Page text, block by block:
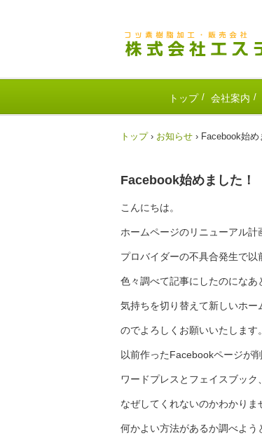
トップ 会社案内
トップ › お知らせ › Facebook始め
Facebook始めました！
こんにちは。
ホームページのリニューアル計
プロバイダーの不具合発生で以
色々調べて記事にしたのになあ
気持ちを切り替えて新しいホー
のでよろしくお願いいたします。
以前作ったFacebookページが
ワードプレスとフェイスブック
なぜしてくれないのかわかりま
何かよい方法があるか調べよう